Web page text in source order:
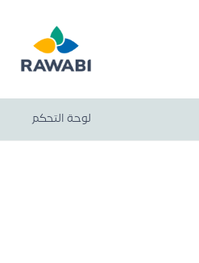
لوحة التحكم